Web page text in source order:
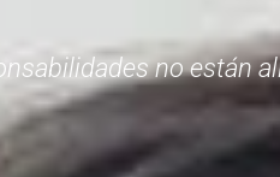
no están